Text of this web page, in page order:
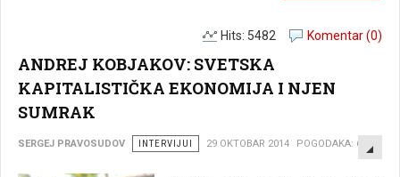
Komentar (0)
Hits: 5482
ANDREJ KOBJAKOV: SVETSKA
KAPITALISTIČKA EKONOMIJA I NJEN
SUMRAK
SERGEJ PRAVOSUDOV INTERVIJUI 29 OKTOBAR 2014 POGODAKA: 6875